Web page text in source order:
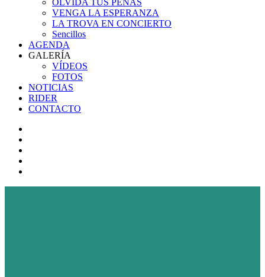
OLVIDA TUS PENAS
VENGA LA ESPERANZA
LA TROVA EN CONCIERTO
Sencillos
AGENDA
GALERÍA
VÍDEOS
FOTOS
NOTICIAS
RIDER
CONTACTO